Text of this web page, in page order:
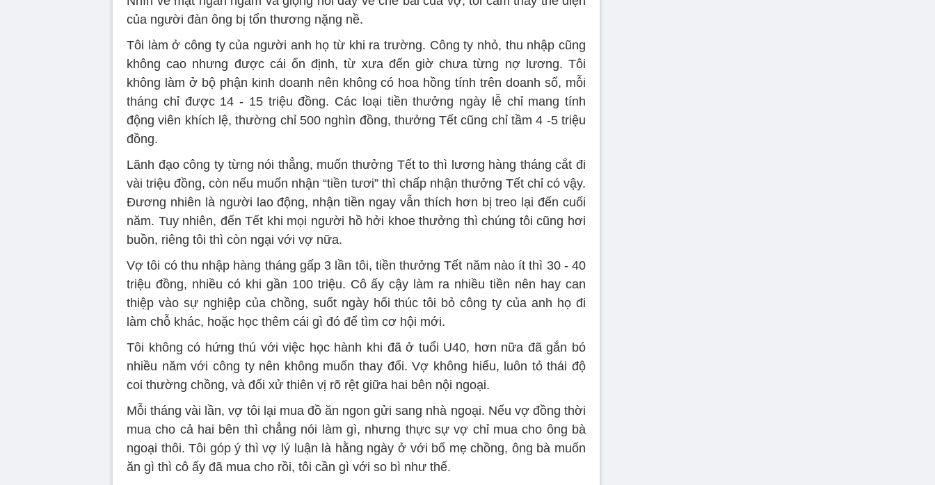
của người đàn ông bị tổn thương nặng nề.
Tôi làm ở công ty của người anh họ từ khi ra trường. Công ty nhỏ, thu nhập cũng
không cao nhưng được cái ổn định, từ xưa đến giờ chưa từng nợ lương. Tôi
không làm ở bộ phận kinh doanh nên không có hoa hồng tính trên doanh số, mỗi
tháng chỉ được 14 - 15 triệu đồng. Các loại tiền thưởng ngày lễ chỉ mang tính
động viên khích lệ, thường chỉ 500 nghìn đồng, thưởng Tết cũng chỉ tầm 4 -5 triệu
đồng.
Lãnh đạo công ty từng nói thẳng, muốn thưởng Tết to thì lương hàng tháng cắt đi
vài triệu đồng, còn nếu muốn nhận “tiền tươi” thì chấp nhận thưởng Tết chỉ có vậy.
Đương nhiên là người lao động, nhận tiền ngay vẫn thích hơn bị treo lại đến cuối
năm. Tuy nhiên, đến Tết khi mọi người hồ hởi khoe thưởng thì chúng tôi cũng hơi
buồn, riêng tôi thì còn ngại với vợ nữa.
Vợ tôi có thu nhập hàng tháng gấp 3 lần tôi, tiền thưởng Tết năm nào ít thì 30 - 40
triệu đồng, nhiều có khi gần 100 triệu. Cô ấy cậy làm ra nhiều tiền nên hay can
thiệp vào sự nghiệp của chồng, suốt ngày hối thúc tôi bỏ công ty của anh họ đi
làm chỗ khác, hoặc học thêm cái gì đó để tìm cơ hội mới.
Tôi không có hứng thú với việc học hành khi đã ở tuổi U40, hơn nữa đã gắn bó
nhiều năm với công ty nên không muốn thay đổi. Vợ không hiểu, luôn tỏ thái độ
coi thường chồng, và đối xử thiên vị rõ rệt giữa hai bên nội ngoại.
Mỗi tháng vài lần, vợ tôi lại mua đồ ăn ngon gửi sang nhà ngoại. Nếu vợ đồng thời
mua cho cả hai bên thì chẳng nói làm gì, nhưng thực sự vợ chỉ mua cho ông bà
ngoại thôi. Tôi góp ý thì vợ lý luận là hằng ngày ở với bố mẹ chồng, ông bà muốn
ăn gì thì cô ấy đã mua cho rồi, tôi cần gì với so bì như thế.